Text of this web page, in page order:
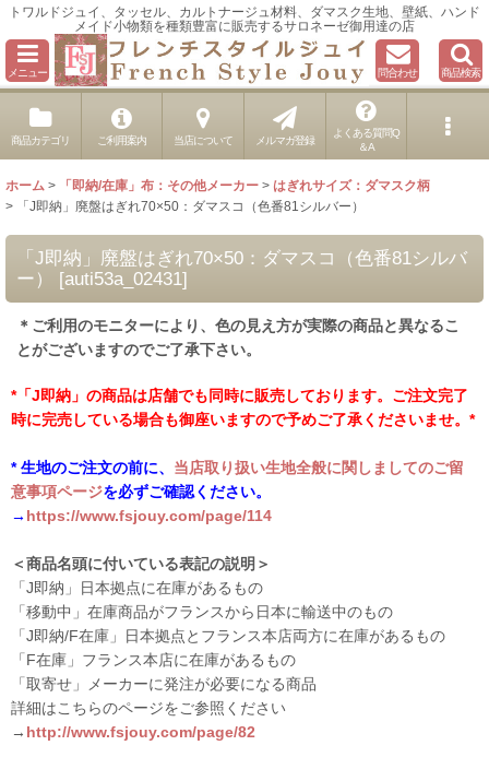
トワルドジュイ、タッセル、カルトナージュ材料、ダマスク生地、壁紙、ハンド
メイド小物類を種類豊富に販売するサロネーゼ御用達の店
メニュー 問合わせ 商品検索
商品カテゴリ ご利用案内 当店について メルマガ登録
よくある質問Q
＆A
ホーム > 「即納/在庫」布：その他メーカー > はぎれサイズ：ダマスク柄
>
「J即納」廃盤はぎれ70×50：ダマスコ（色番81シルバー）
「J即納」廃盤はぎれ70×50：ダマスコ（色番81シルバ
ー）
[auti53a_02431]
＊ご利用のモニターにより、色の見え方が実際の商品と異なるこ
とがございますのでご了承下さい。
*「J即納」の商品は店舗でも同時に販売しております。ご注文完了
時に完売している場合も御座いますので予めご了承くださいませ。*
* 生地のご注文の前に、 当店取り扱い生地全般に関しましてのご留
意事項ページを必ずご確認ください。
→ https://www.fsjouy.com/page/114
＜商品名頭に付いている表記の説明＞
「J即納」日本拠点に在庫があるもの
「移動中」在庫商品がフランスから日本に輸送中のもの
「J即納/F在庫」日本拠点とフランス本店両方に在庫があるもの
「F在庫」フランス本店に在庫があるもの
「取寄せ」メーカーに発注が必要になる商品
詳細はこちらのページをご参照ください
→ http://www.fsjouy.com/page/82